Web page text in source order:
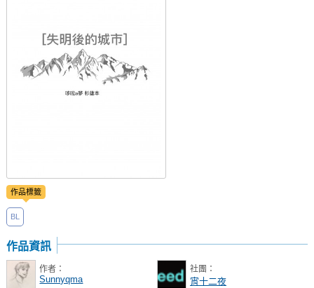
作品標籤
BL
作品資訊
作者：
Sunnyqma
社團：
宵十二夜